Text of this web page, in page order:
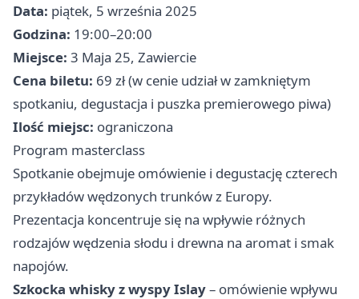
Data: piątek, 5 września 2025
Godzina: 19:00–20:00
Miejsce: 3 Maja 25, Zawiercie
Cena biletu: 69 zł (w cenie udział w zamkniętym
spotkaniu, degustacja i puszka premierowego piwa)
Ilość miejsc: ograniczona
Program masterclass
Spotkanie obejmuje omówienie i degustację czterech
przykładów wędzonych trunków z Europy.
Prezentacja koncentruje się na wpływie różnych
rodzajów wędzenia słodu i drewna na aromat i smak
napojów.
Szkocka whisky z wyspy Islay– omówienie wpływu